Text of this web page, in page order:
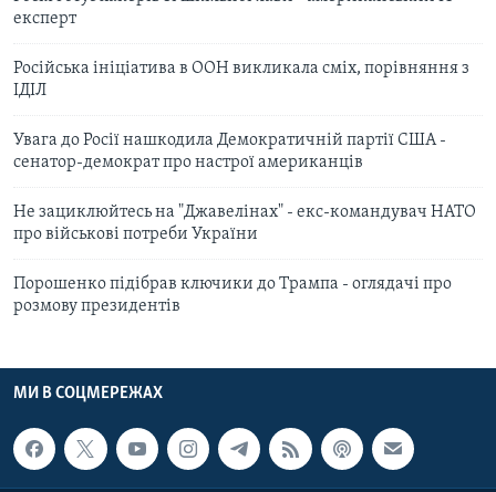
експерт
Російська ініціатива в ООН викликала сміх, порівняння з
ІДІЛ
Увага до Росії нашкодила Демократичній партії США -
сенатор-демократ про настрої американців
Не зациклюйтесь на "Джавелінах" - екс-командувач НАТО
про військові потреби України
Порошенко підібрав ключики до Трампа - оглядачі про
розмову президентів
МИ В СОЦМЕРЕЖАХ